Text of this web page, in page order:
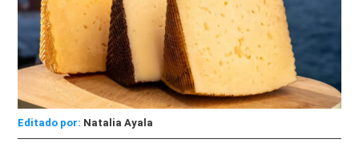
Editado por: Natalia Ayala